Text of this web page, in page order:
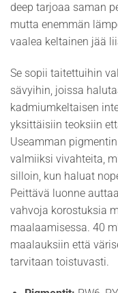
deep tarjoaa saman
mutta enemmän
vaalea keltainen jää
Se sopii taitettuihin
sävyihin, joissa
kadmiumkeltaisen
yksittäisiin teoksiin
Useamman
valmiiksi vivahteita,
silloin, kun haluat
Peittävä luonne
vahvoja korostuksia
maalaamisessa. 40
maalauksiin että
tarvitaan toistuvasti.